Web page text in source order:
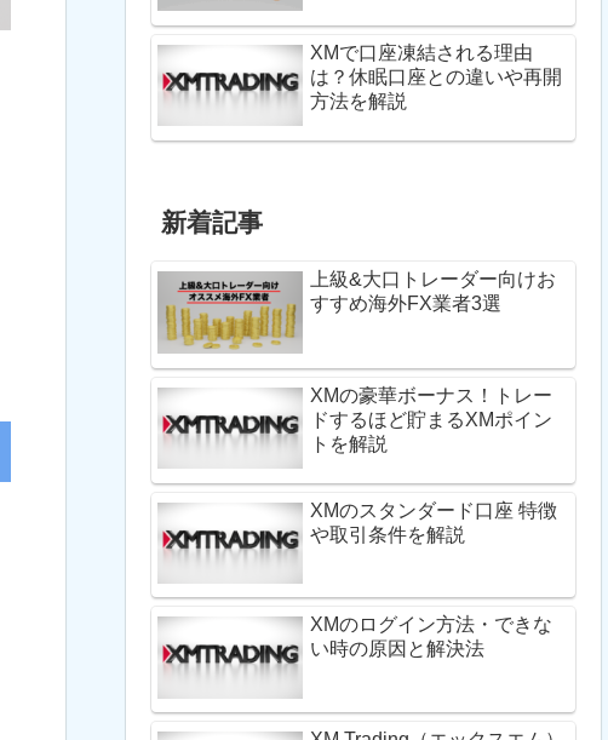
XMで口座凍結される理由
は？休眠口座との違いや再開
方法を解説
新着記事
上級&大口トレーダー向けお
すすめ海外FX業者3選
XMの豪華ボーナス！トレー
ドするほど貯まるXMポイン
トを解説
XMのスタンダード口座 特徴
や取引条件を解説
XMのログイン方法・できな
い時の原因と解決法